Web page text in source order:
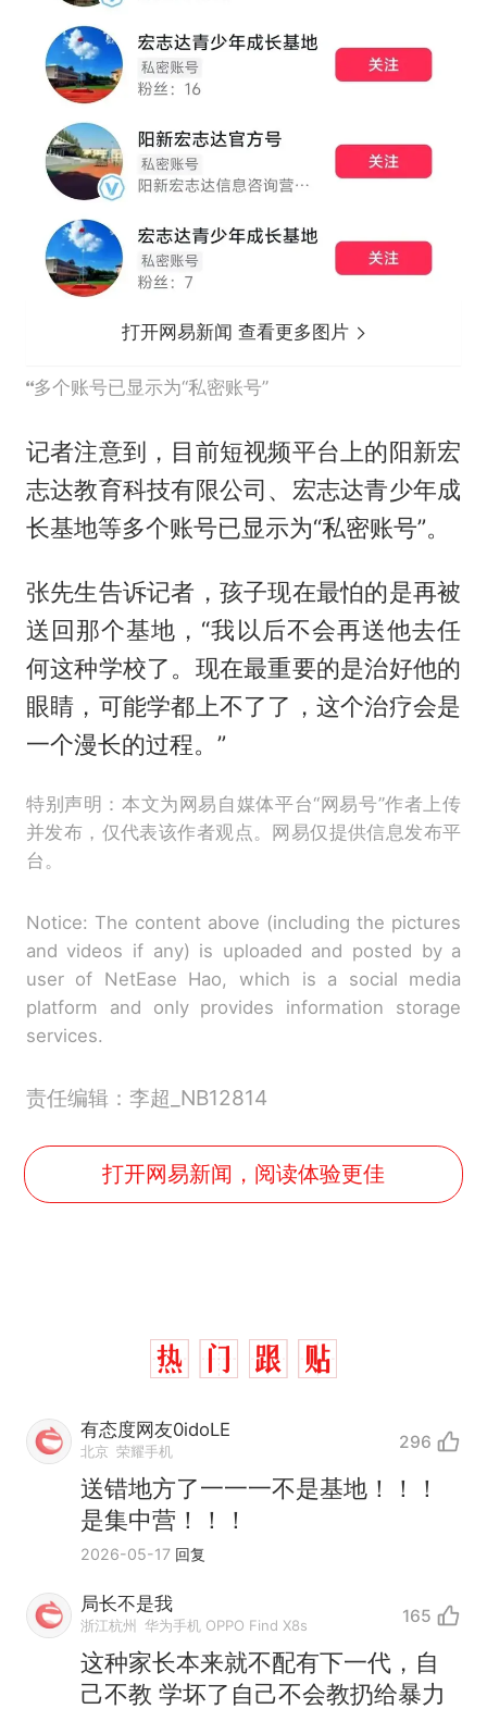
打开网易新闻 查看更多图片
多个账号已显示为“私密账号”
记者注意到，目前短视频平台上的阳新宏
志达教育科技有限公司、宏志达青少年成
长基地等多个账号已显示为“私密账号”。
张先生告诉记者，孩子现在最怕的是再被
送回那个基地，“我以后不会再送他去任
何这种学校了。现在最重要的是治好他的
眼睛，可能学都上不了了，这个治疗会是
一个漫长的过程。”
特别声明：本文为网易自媒体平台“网易号”作者上传
并发布，仅代表该作者观点。网易仅提供信息发布平
台。
Notice: The content above (including the pictures
and videos if any) is uploaded and posted by a
user of NetEase Hao, which is a social media
platform and only provides information storage
services.
责任编辑：李超_NB12814
打开网易新闻，阅读体验更佳
有态度网友0idoLE
北京 荣耀手机 296
送错地方了一一一不是基地！！！
是集中营！！！
2026-05-17 回复
局长不是我
浙江杭州 华为手机 OPPO Find X8s 165
这种家长本来就不配有下一代，自
己不教 学坏了自己不会教扔给暴力